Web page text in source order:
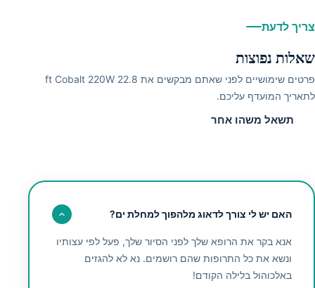
צריך לדעת
שאלות נפוצות
פרטים שימושיים לפני שאתם מבקשים את 22.8 ft Cobalt 220W
לתאריך המועדף עליכם.
תשאל משהו אחר
האם יש לי צורך לדאוג מלהפוך למחלת ים?
אנא בקר את הרופא שלך לפני הסיור שלך, פעל לפי עצותיו
ונשא את כל התרופות שהם רושמים. נא לא להגזים
באלכוהול בלילה הקודם!